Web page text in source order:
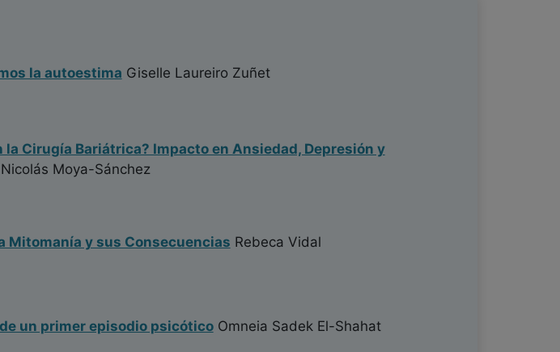
la autoestima Giselle Laureiro Zuñet
la Cirugía Bariátrica? Impacto en Ansiedad, Depresión y
Moya-Sánchez
Mitomanía y sus Consecuencias Rebeca Vidal
un primer episodio psicóticoOmneia Sadek El-Shahat